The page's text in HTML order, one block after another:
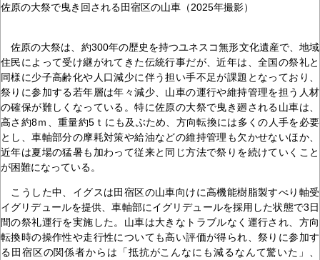
佐原の大祭で曳き回される田宿区の山車（2025年撮影）
佐原の大祭は、約300年の歴史を持つユネスコ無形文化遺産で、地域
住民によって受け継がれてきた伝統行事だが、近年は、全国の祭礼と
同様に少子高齢化や人口減少に伴う担い手不足が課題となっており、
祭りに参加する若年層は年々減少、山車の運行や維持管理を担う人材
の確保が難しくなっている。特に佐原の大祭で曳き廻される山車は、
高さ約8ｍ、重量約5ｔにも及ぶため、方向転換には多くの人手を必要
とし、車軸部分の摩耗対策や給油などの維持管理も欠かせないほか、
近年は夏場の猛暑も加わって従来と同じ方法で祭りを続けていくこと
が困難になっている。
こうした中、イグスは田宿区の山車向けに高機能樹脂製すべり軸受
イグリデュールを提供、車軸部にイグリデュールを採用した状態で3日
間の祭礼運行を実施した。山車は大きなトラブルなく運行され、方向
転換時の操作性や走行性についても高い評価が得られ、祭りに参加す
る田宿区の関係者からは「抵抗がこんなにも減るなんて驚いた」、